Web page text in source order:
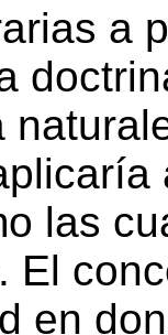
a
las
El
en